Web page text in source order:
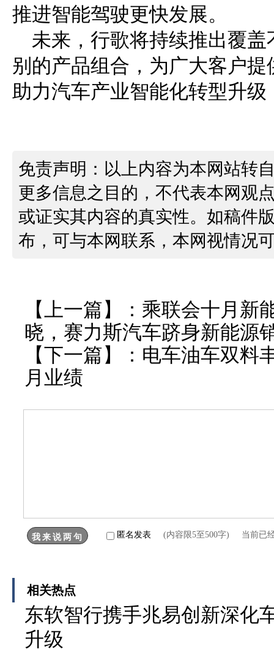
推进智能驾驶更快发展。
未来，行歌将持续推出覆
别的产品组合，为广大客户
助力汽车产业智能化转型升级
免责声明：以上内容为本网站转
更多信息之目的，不代表本网观
或证实其内容的真实性。如稿件
布，可与本网联系，本网视情况
【上一篇】： 乘联会十月新
晓，赛力斯汽车跻身新能源
【下一篇】： 电车油车双料
月业绩
匿名发表 (内容限5至500字) 当前已
相关热点
东软智行携手兆易创新深化
升级